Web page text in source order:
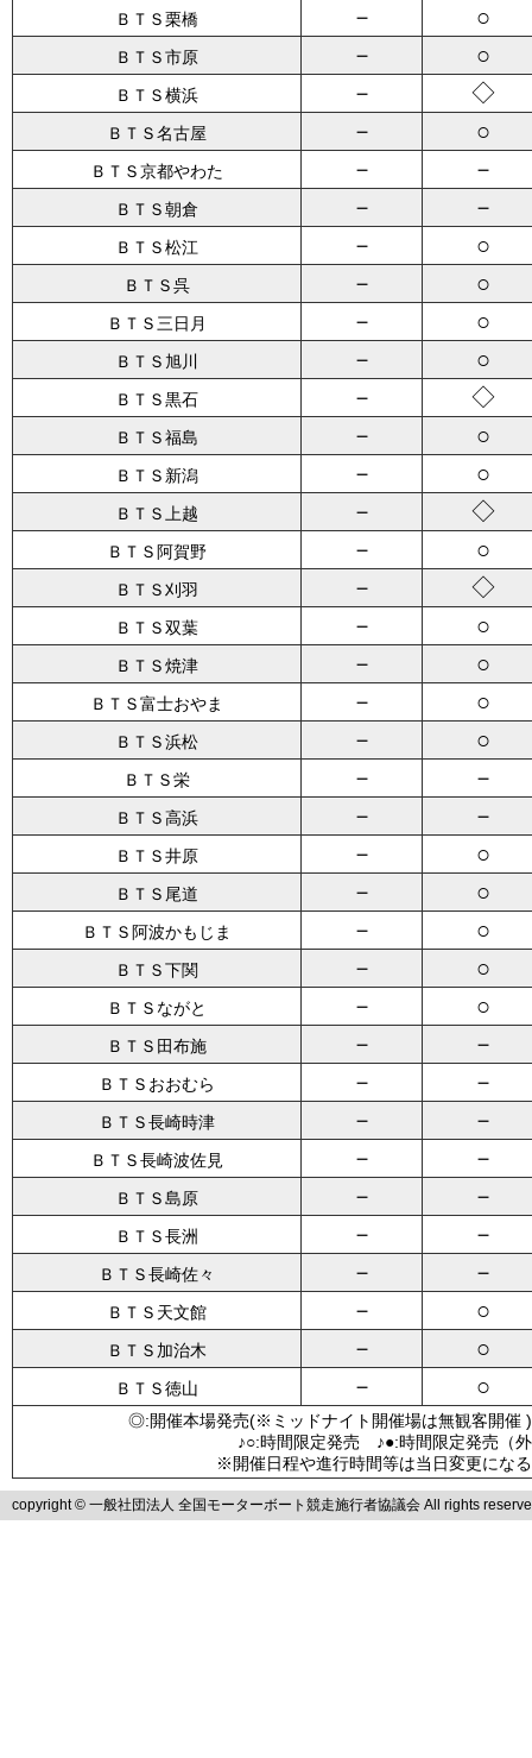
ＢＴＳ栗橋 － ○
ＢＴＳ市原 － ○
ＢＴＳ横浜 － ◇
ＢＴＳ名古屋 － ○
ＢＴＳ京都やわた － －
ＢＴＳ朝倉 － －
ＢＴＳ松江 － ○
ＢＴＳ呉 － ○
ＢＴＳ三日月 － ○
ＢＴＳ旭川 － ○
ＢＴＳ黒石 － ◇
ＢＴＳ福島 － ○
ＢＴＳ新潟 － ○
ＢＴＳ上越 － ◇
ＢＴＳ阿賀野 － ○
ＢＴＳ刈羽 － ◇
ＢＴＳ双葉 － ○
ＢＴＳ焼津 － ○
ＢＴＳ富士おやま － ○
ＢＴＳ浜松 － ○
ＢＴＳ栄 － －
ＢＴＳ高浜 － －
ＢＴＳ井原 － ○
ＢＴＳ尾道 － ○
ＢＴＳ阿波かもじま － ○
ＢＴＳ下関 － ○
ＢＴＳながと － ○
ＢＴＳ田布施 － －
ＢＴＳおおむら － －
ＢＴＳ長崎時津 － －
ＢＴＳ長崎波佐見 － －
ＢＴＳ島原 － －
ＢＴＳ長洲 － －
ＢＴＳ長崎佐々 － －
ＢＴＳ天文館 － ○
ＢＴＳ加治木 － ○
ＢＴＳ徳山 － ○
◎:開催本場発売(※ミッドナイト開催場は無観客
♪○:時間限定発売 ♪●:時間限定発売
※開催日程や進行時間等は当日変更にな
copyright © 一般社団法人 全国モーターボート競走施行者協議会 All rights